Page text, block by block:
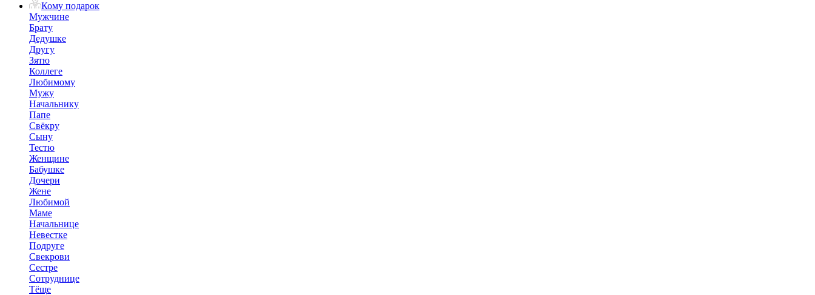
Кому подарок
Мужчине
Брату
Дедушке
Другу
Зятю
Коллеге
Любимому
Мужу
Начальнику
Папе
Свёкру
Сыну
Тестю
Женщине
Бабушке
Дочери
Жене
Любимой
Маме
Начальнице
Невестке
Подруге
Свекрови
Сестре
Сотруднице
Тёще